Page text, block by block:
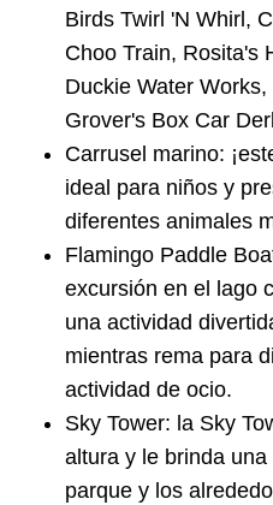
Birds Twirl 'N Whirl,
Choo Train, Rosita's
Duckie Water
Grover's Box Car
Carrusel marino:
ideal para niños y
diferentes animales
Flamingo Paddle
excursión en el lago
una actividad
mientras rema para
actividad de ocio.
Sky Tower: la Sky
altura y le brinda
parque y los